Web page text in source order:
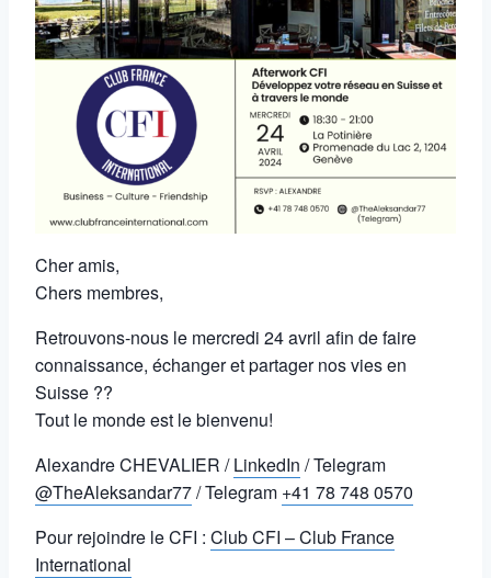
Cher amis,
Chers membres,
Retrouvons-nous le mercredi 24 avril afin de faire
connaissance, échanger et partager nos vies en
Suisse ??
Tout le monde est le bienvenu!
Alexandre CHEVALIER /LinkedIn / Telegram
@TheAleksandar77/ Telegram +41 78 748 0570
Pour rejoindre le CFI : Club CFI – Club France
International